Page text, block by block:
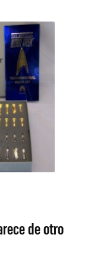
de otro